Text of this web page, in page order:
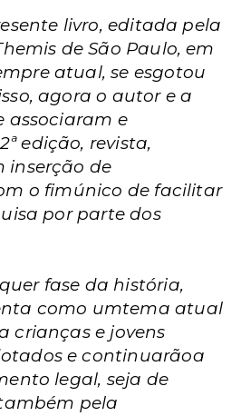
livro, editada pela
de São Paulo, em
atual, se esgotou
agora o autor e a
associaram e
edição, revista,
inserção de
o fimúnico de facilitar
por parte dos
fase da história,
como umtema atual
crianças e jovens
e continuarãoa
legal, seja de
pela